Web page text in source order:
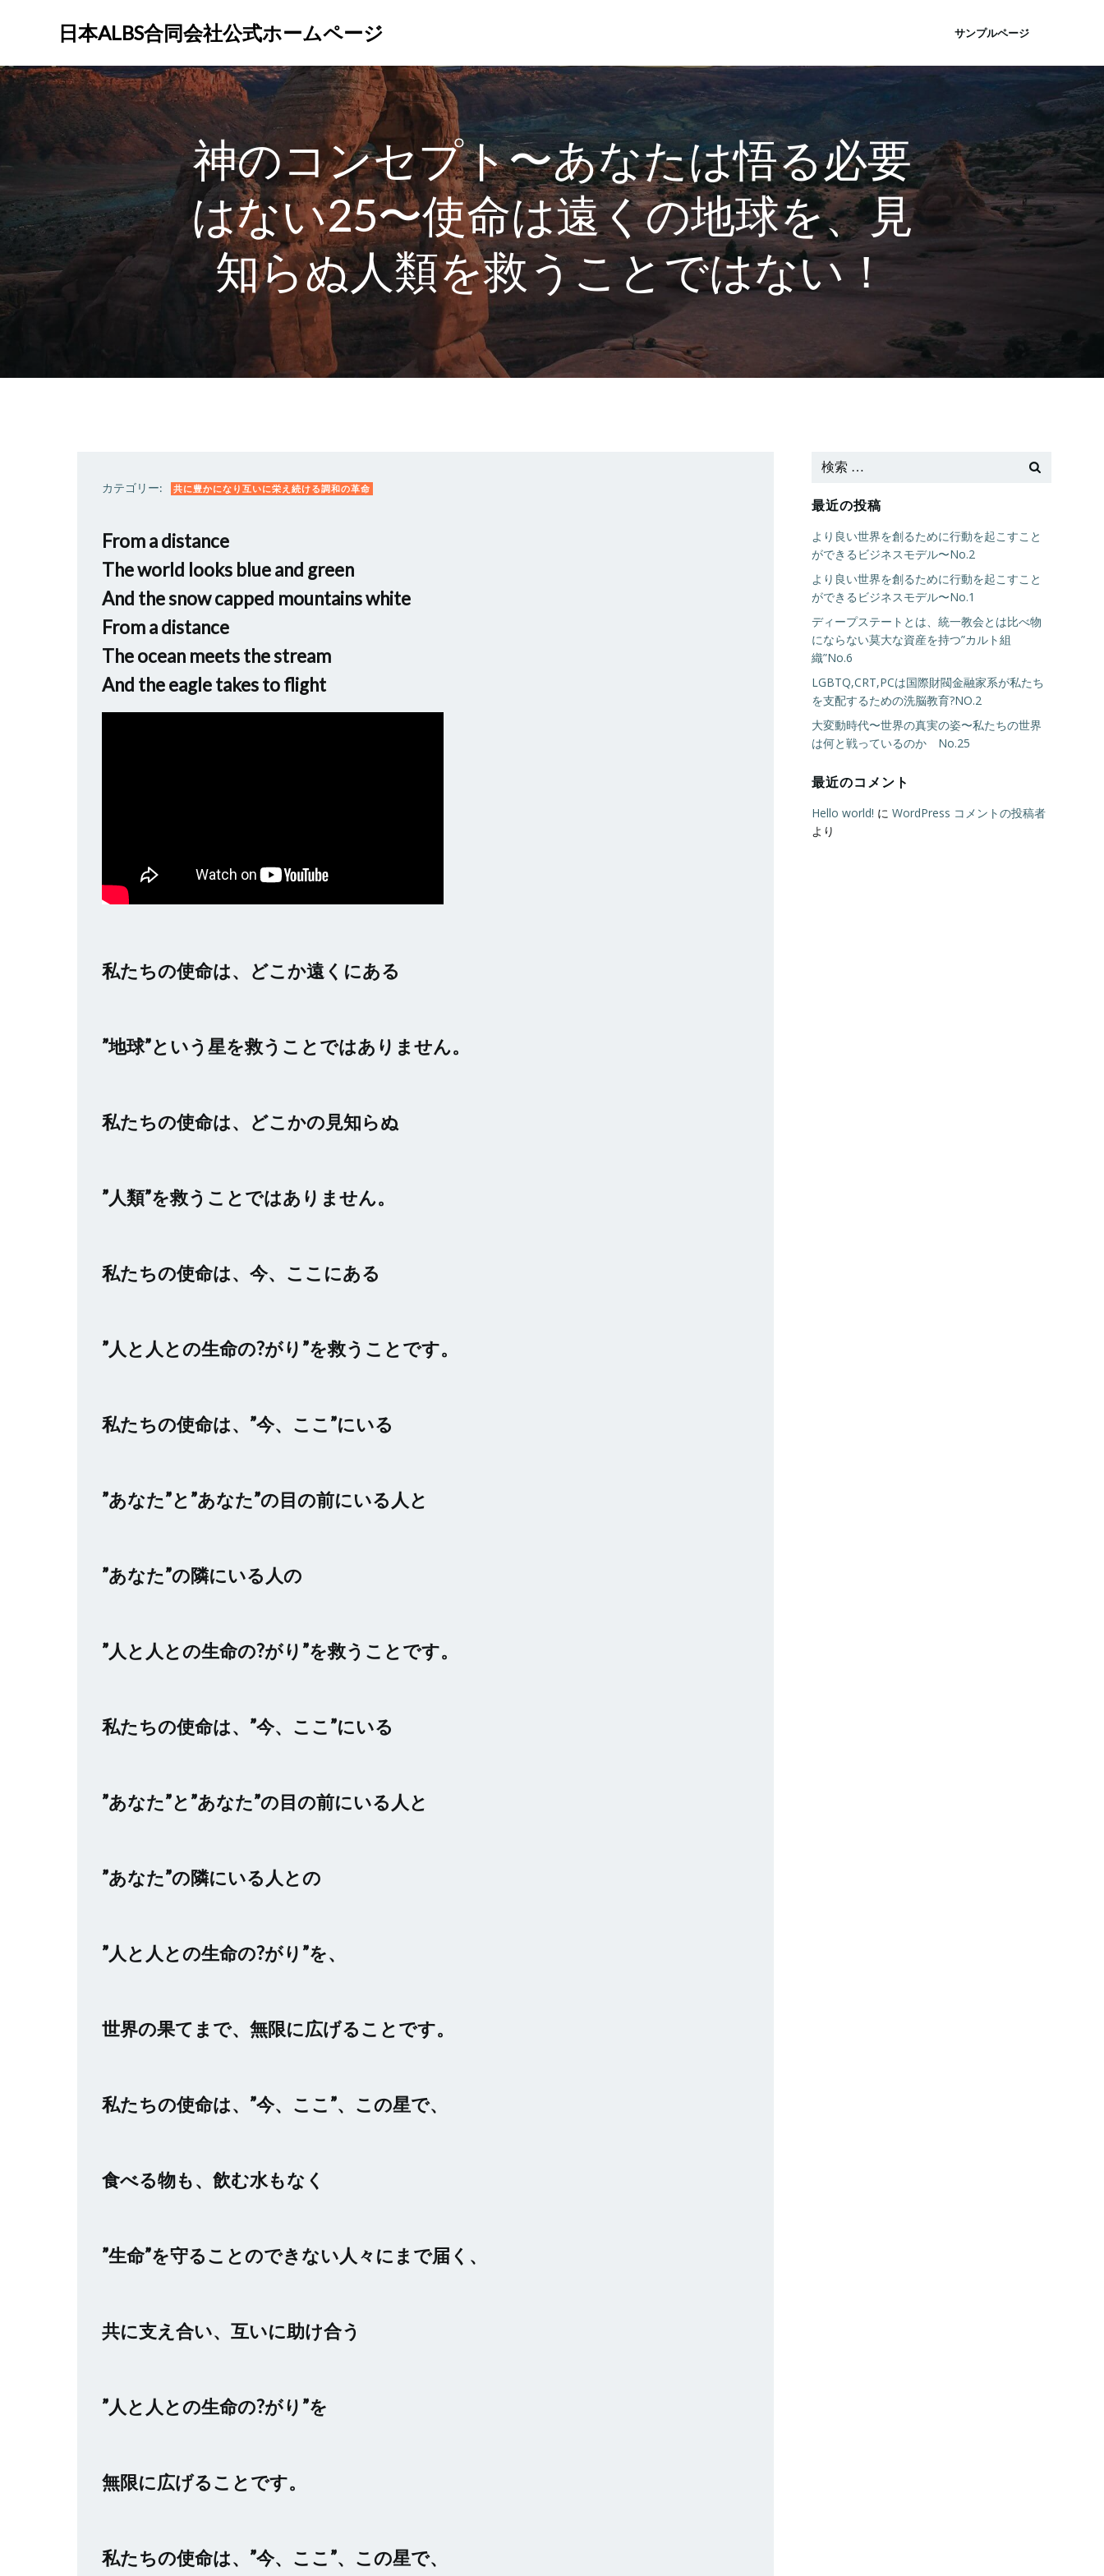
ン
ツ
ッ
日本ALBS合同会社公式ホームページ サンプルページ
神のコンセプト〜あなたは悟る必要
はない25〜使命は遠くの地球を、見
知らぬ人類を救うことではない！
カテゴリー: 共に豊かになり互いに栄え続ける調和の革命
From a distance
The world looks blue and green
And the snow capped mountains white
From a distance
The ocean meets the stream
And the eagle takes to flight
私たちの使命は、どこか遠くにある
”地球”という星を救うことではありません。
私たちの使命は、どこかの見知らぬ
”人類”を救うことではありません。
私たちの使命は、今、ここにある
”人と人との生命の?がり”を救うことです。
私たちの使命は、”今、ここ”にいる
”あなた”と”あなた”の目の前にいる人と
”あなた”の隣にいる人の
”人と人との生命の?がり”を救うことです。
私たちの使命は、”今、ここ”にいる
”あなた”と”あなた”の目の前にいる人と
”あなた”の隣にいる人との
”人と人との生命の?がり”を、
世界の果てまで、無限に広げることです。
私たちの使命は、”今、ここ”、この星で、
食べる物も、飲む水もなく
”生命”を守ることのできない人々にまで届く、
共に支え合い、互いに助け合う
”人と人との生命の?がり”を
無限に広げることです。
私たちの使命は、”今、ここ”、この星で、
最近の投稿
より良い世界を創るために行動を起こすこと
ができるビジネスモデル〜No.2
より良い世界を創るために行動を起こすこと
ができるビジネスモデル〜No.1
ディープステートとは、統一教会とは比べ物
にならない莫大な資産を持つ”カルト組
織”No.6
LGBTQ,CRT,PCは国際財閥金融家系が私たち
を支配するための洗脳教育?NO.2
大変動時代〜世界の真実の姿〜私たちの世界
は何と戦っているのか No.25
最近のコメント
Hello world! に WordPress コメントの投稿者
より